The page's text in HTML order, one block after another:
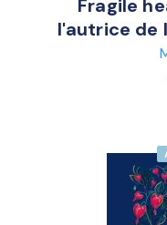
Fragile
l'autrice de